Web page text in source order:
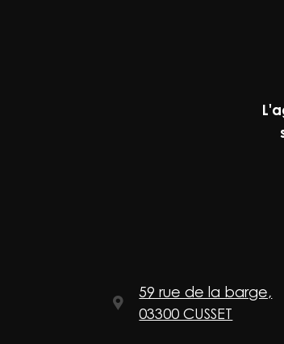
59 rue de la barge,
03300 CUSSET